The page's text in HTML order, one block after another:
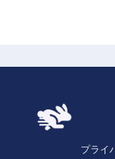
プライ